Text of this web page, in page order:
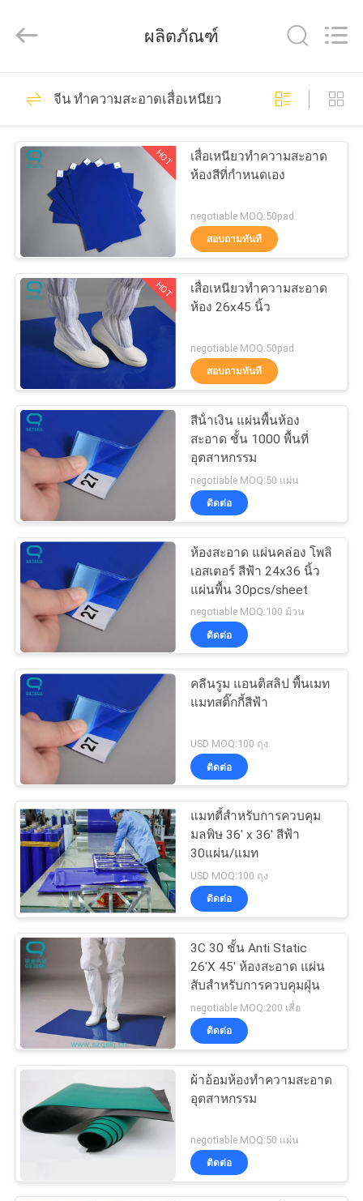
บ้าน
สินค้า
กับ
เรา
ทัวร์
โรงงาน
ควบคุม
คุณภาพ
ติดต่อ
เรา
ข่าว
ขอ
เสนอ
ราคา
แผนผัง
เว็บไซต์
PRIVACY
POLICY
Suzhou
Qiangsheng
Reserved.
ผ้าเช็ดทำความ
สะอาดห้อง
148
เตียงเด็กอ่อน
Cleanroom
85
ทำความสะอาดเสื่อ
เหนียว
Cleanroom Sticky
Roller
ที่ปัดน้ำฝนลายฉลุ
59
เก้าอี้ Cleanroom
ESD
43
รองเท้าคลีนรูม Esd
ผลิตภัณฑ์
จีน ทำความสะอาดเสื่อเหนียว
HOT
เสื่อเหนียวทำความสะอาด
ห้องสีที่กำหนดเอง
negotiable MOQ:50pad
สอบถามทันที
HOT
เสื่อเหนียวทำความสะอาด
ห้อง 26x45 นิ้ว
negotiable MOQ:50pad
สอบถามทันที
สีน้ําเงิน แผ่นพื้นห้อง
สะอาด ชั้น 1000 พื้นที่
อุตสาหกรรม
negotiable MOQ:50 แผ่น
ติดต่อ
ห้องสะอาด แผ่นคล่อง โพลิ
เอสเตอร์ สีฟ้า 24x36 นิ้ว
แผ่นพื้น 30pcs/sheet
negotiable MOQ:100 ม้วน
ติดต่อ
คลีนรูม แอนติสลิป พื้นเมท
แมทสติ๊กกี้สีฟ้า
USD MOQ:100 ถุง
ติดต่อ
แมทตี้สําหรับการควบคุม
มลพิษ 36' x 36' สีฟ้า
30แผ่น/แมท
USD MOQ:100 ถุง
ติดต่อ
3C 30 ชั้น Anti Static
26'X 45' ห้องสะอาด แผ่น
สับสําหรับการควบคุมฝุ่น
negotiable MOQ:200 เสื่อ
ติดต่อ
ผ้าอ้อมห้องทําความสะอาด
อุตสาหกรรม
negotiable MOQ:50 แผ่น
ติดต่อ